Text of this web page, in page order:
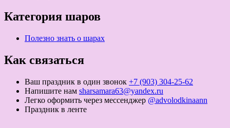
Категория шаров
Полезно знать о шарах
Как связаться
Ваш праздник в один звонок +7 (903) 304-25-62
Напишите нам sharsamara63@yandex.ru
Легко оформить через мессенджер @advolodkinaann
Праздник в ленте